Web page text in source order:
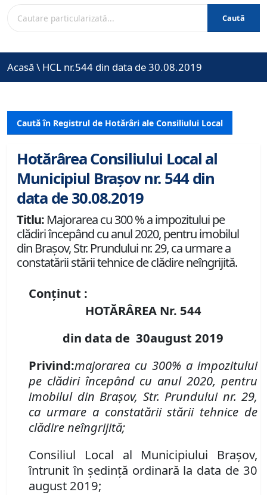
Caută
Acasă \ HCL nr.544 din data de 30.08.2019
Caută în Registrul de Hotărâri ale Consiliului Local
Hotărârea Consiliului Local al
Municipiul Brașov nr. 544 din
data de 30.08.2019
Titlu: Majorarea cu 300 % a impozitului pe
clădiri începând cu anul 2020, pentru imobilul
din Braşov, Str. Prundului nr. 29, ca urmare a
constatării stării tehnice de clădire neîngrijită.
Conținut :
HOTĂRÂREA Nr. 544
din data de 30august2019
Privind:majorarea cu 300% a impozitului
pe clădiri începând cu anul 2020, pentru
imobilul din Braşov, Str. Prundului nr. 29,
ca urmare a constatării stării tehnice de
clădire neîngrijită;
Consiliul Local al Municipiului Brașov,
întrunit în ședință ordinară la data de 30
august 2019;